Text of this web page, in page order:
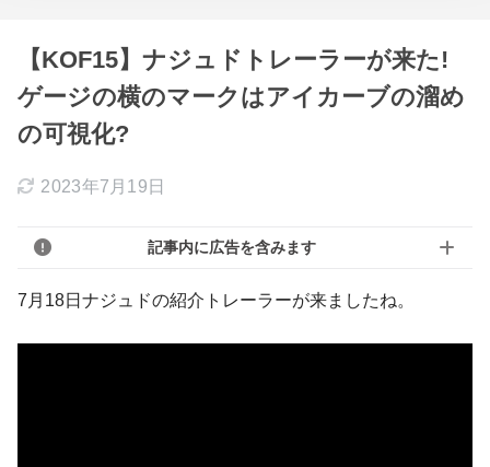
【KOF15】ナジュドトレーラーが来た!
ゲージの横のマークはアイカーブの溜め
の可視化?
2023年7月19日
記事内に広告を含みます
7月18日ナジュドの紹介トレーラーが来ましたね。